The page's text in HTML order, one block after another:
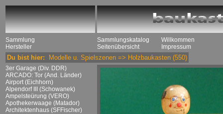
Sammlung
Hersteller
Sammlungskatalog
Seitenübersicht
Willkommen
Impressum
Du bist hier: Modelle u. Spielszenen => Holzbaukasten (550)
3er Garage (Div. DDR)
ARCADO: Tor (And. Länder)
Airport (Eichhorn)
Alpendorf III (Schowanek)
Ampelsteürung (VERO)
Apothekerwaage (Matador)
Architektenhaus (SFFischer)